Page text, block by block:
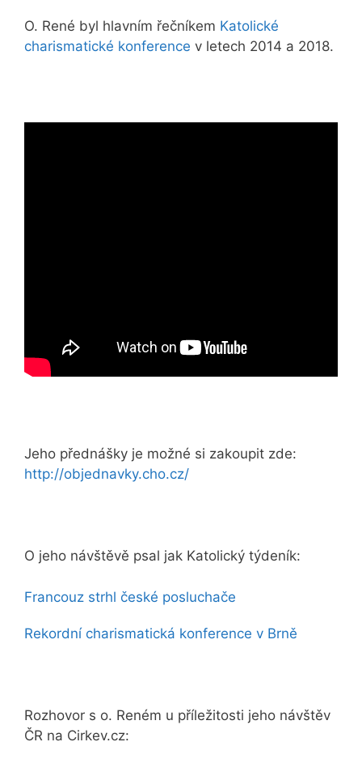
O. René byl hlavním řečníkem Katolické
charismatické konference v letech 2014 a 2018.
Jeho přednášky je možné si zakoupit zde:
http://objednavky.cho.cz/
O jeho návštěvě psal jak Katolický týdeník:
Francouz strhl české posluchače
Rekordní charismatická konference v Brně
Rozhovor s o. Reném u příležitosti jeho návštěv
ČR na Cirkev.cz: